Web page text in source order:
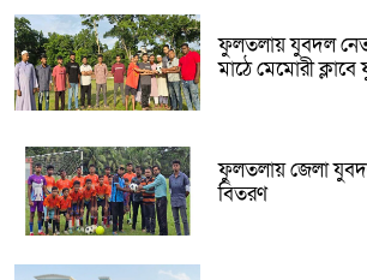
ফুলতলায় যুবদল
মাঠে মেমোরী
ফুলতলায় জেলা
বিতরণ